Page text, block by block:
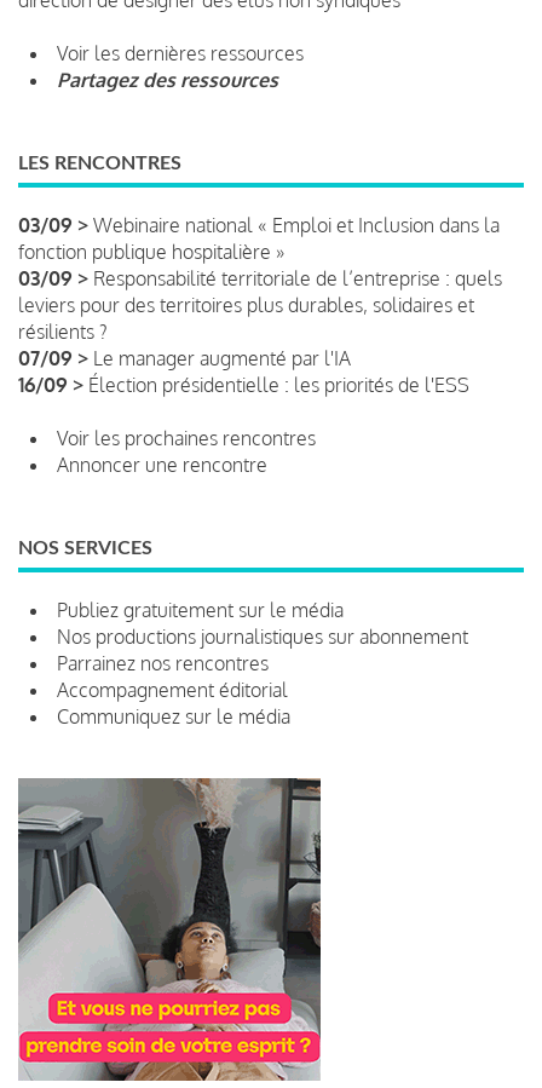
Voir les dernières ressources
Partagez des ressources
LES RENCONTRES
03/09 > Webinaire national « Emploi et Inclusion dans la
fonction publique hospitalière »
03/09 > Responsabilité territoriale de l’entreprise : quels
leviers pour des territoires plus durables, solidaires et
résilients ?
07/09 > Le manager augmenté par l'IA
16/09 > Élection présidentielle : les priorités de l'ESS
Voir les prochaines rencontres
Annoncer une rencontre
NOS SERVICES
Publiez gratuitement sur le média
Nos productions journalistiques sur abonnement
Parrainez nos rencontres
Accompagnement éditorial
Communiquez sur le média